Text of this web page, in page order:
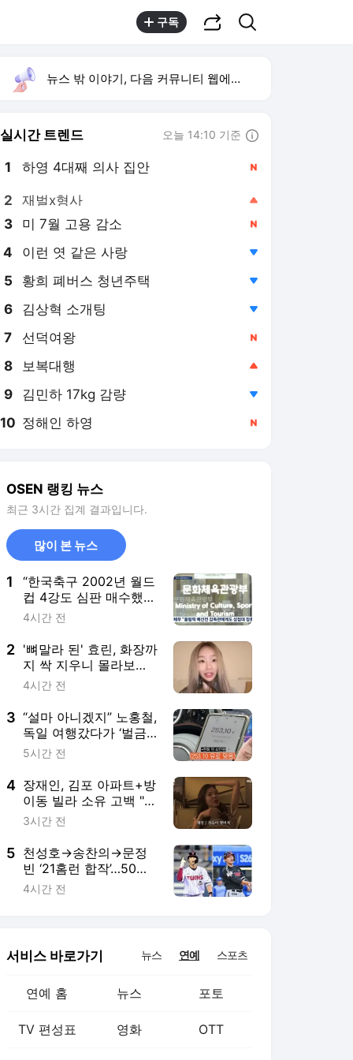
구독
뉴스 밖 이야기, 다음 커뮤니티 웹에서 보기
실시간 트렌드 오늘 14:10 기준
1 하영 4대째 의사 집안
2 재벌x형사
3 미 7월 고용 감소
4 이런 엿 같은 사랑
5 황희 폐버스 청년주택
6 김상혁 소개팅
7 선덕여왕
8 보복대행
9 김민하 17kg 감량
10 정해인 하영
OSEN 랭킹 뉴스
최근 3시간 집계 결과입니다.
많이 본 뉴스
1
“한국축구 2002년 월드
컵 4강도 심판 매수했
나?” 성접대 스캔들에
신 비화되나
4시간 전
2 '뼈말라 된' 효린, 화장까
지 싹 지우니 몰라보겠
네..딴 사람인 줄 [핫피
4시간 전
3 “설마 아니겠지” 노홍철,
독일 여행갔다가 ‘벌금
23만+택시비 42만원’
5시간 전
4 장재인, 김포 아파트+방
이동 빌라 소유 고백 "집
값 떨어져 가슴 찢어진
3시간 전
5 천성호→송찬의→문정
빈 ‘21홈런 합작’…50억
FA 김현수 떠난 자리는
4시간 전
서비스 바로가기 뉴스 연예 스포츠
연예 홈 뉴스 포토
TV 편성표 영화 OTT